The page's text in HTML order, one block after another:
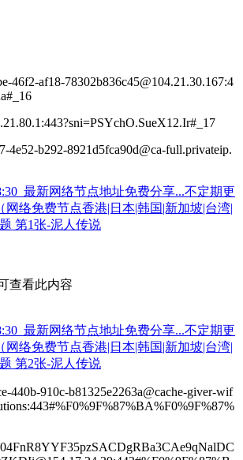
46f2-af18-78302b836c45@104.21.30.167:4
4e52-b292-8921d5fca90d@ca-full.privateip.
查看此内容
440b-910c-b81325e2263a@cache-giver-wif